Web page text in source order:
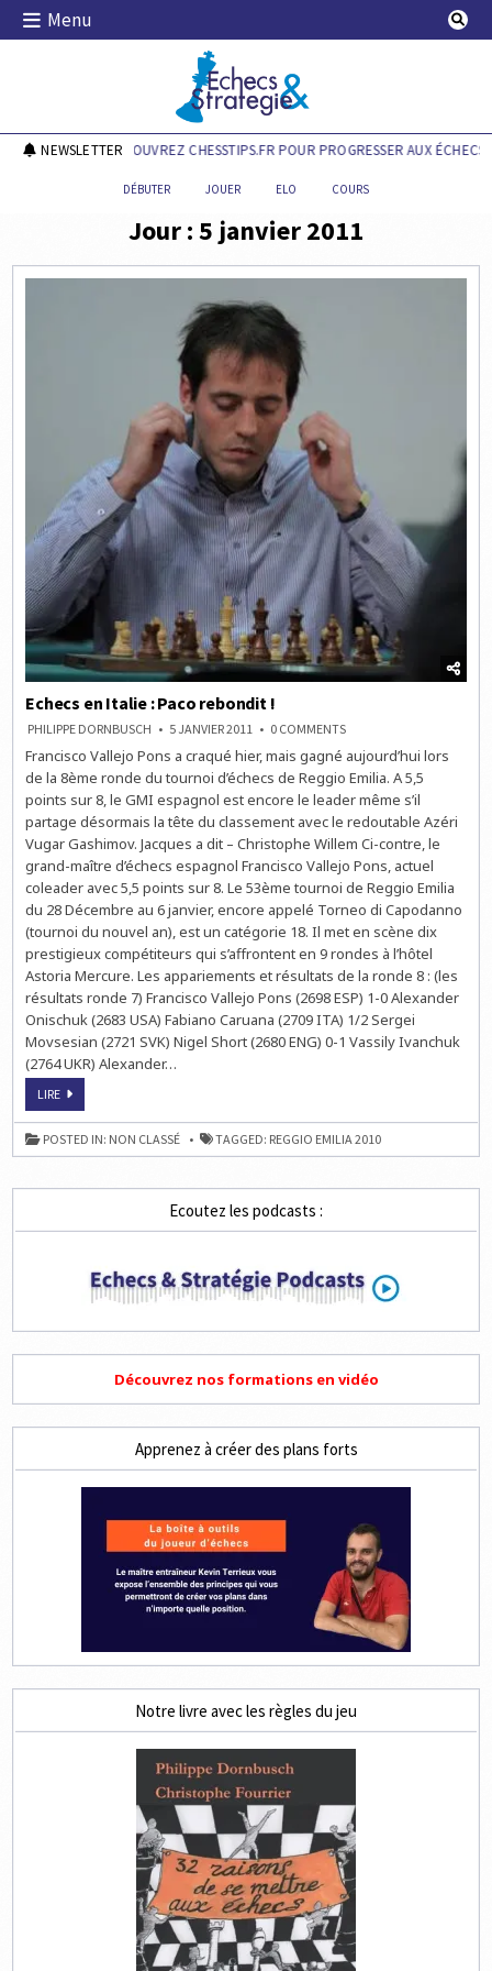
Skip
Menu
Echecs & Stratégie
NEWSLETTERDÉCOUVREZ CHESSTIPS.FR POUR PROGRESSER AUX ÉCHECS !
DÉBUTER JOUER ELO COURS
Jour :5 janvier 2011
Echecs en Italie : Paco rebondit !
PHILIPPE DORNBUSCH 5 JANVIER 2011 0 COMMENTSON
EN
ITALIE
PACO
REBONDIT
!
Francisco Vallejo Pons a craqué hier, mais gagné aujourd’hui lors
de la 8ème ronde du tournoi d’échecs de Reggio Emilia. A 5,5
points sur 8, le GMI espagnol est encore le leader même s’il
partage désormais la tête du classement avec le redoutable Azéri
Vugar Gashimov. Jacques a dit – Christophe Willem Ci-contre, le
grand-maître d’échecs espagnol Francisco Vallejo Pons, actuel
coleader avec 5,5 points sur 8. Le 53ème tournoi de Reggio Emilia
du 28 Décembre au 6 janvier, encore appelé Torneo di Capodanno
(tournoi du nouvel an), est un catégorie 18. Il met en scène dix
prestigieux compétiteurs qui s’affrontent en 9 rondes à l’hôtel
Astoria Mercure. Les appariements et résultats de la ronde 8 : (les
résultats ronde 7) Francisco Vallejo Pons (2698 ESP) 1-0 Alexander
Onischuk (2683 USA) Fabiano Caruana (2709 ITA) 1/2 Sergei
Movsesian (2721 SVK) Nigel Short (2680 ENG) 0-1 Vassily Ivanchuk
(2764 UKR) Alexander…
LIREECHECS
ITALIE
:
PACO
REBONDIT
POSTED IN: NON CLASSÉ TAGGED: REGGIO EMILIA 2010
Ecoutez les podcasts :
Découvrez nos formations en vidéo
Apprenez à créer des plans forts
Notre livre avec les règles du jeu